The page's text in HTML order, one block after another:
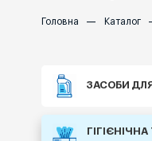
Головна — Каталог
ЗАСОБИ